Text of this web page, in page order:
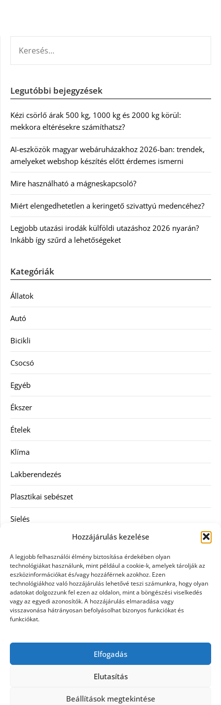
Hozzájárulás kezelése
A legjobb felhasználói élmény biztosítása érdekében olyan
technológiákat használunk, mint például a cookie-k, amelyek tárolják az
eszközinformációkat és/vagy hozzáférnek azokhoz. Ezen
technológiákhoz való hozzájárulás lehetővé teszi számunkra, hogy olyan
adatokat dolgozzunk fel ezen az oldalon, mint a böngészési viselkedés
vagy az egyedi azonosítók. A hozzájárulás elmaradása vagy
visszavonása hátrányosan befolyásolhat bizonyos funkciókat és
funkciókat.
Elfogadás
Elutasítás
Beállítások megtekintése
Legutóbbi bejegyzések
Kézi csörlő árak 500 kg, 1000 kg és 2000 kg körül:
mekkora eltérésekre számíthatsz?
AI-eszközök magyar webáruházakhoz 2026-ban: trendek,
amelyeket webshop készítés előtt érdemes ismerni
Mire használható a mágneskapcsoló?
Miért elengedhetetlen a keringető szivattyú medencéhez?
Legjobb utazási irodák külföldi utazáshoz 2026 nyarán?
Inkább így szűrd a lehetőségeket
Kategóriák
Állatok
Autó
Bicikli
Csocsó
Egyéb
Ékszer
Ételek
Klíma
Lakberendezés
Plasztikai sebészet
Síelés
Táskák
Vásárlás
Webáruház
Casco biztosítás használt járműre